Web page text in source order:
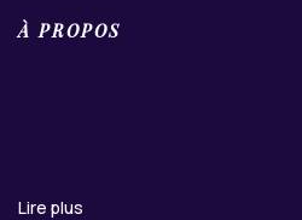
À PROPOS
Lire plus